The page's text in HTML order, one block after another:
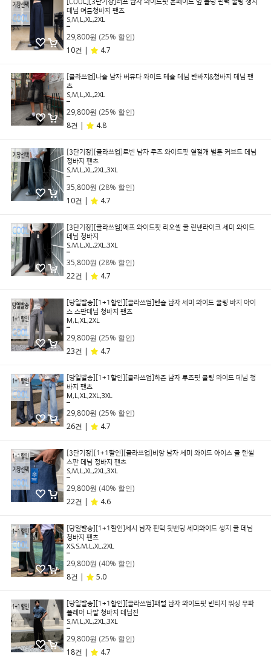
[COOL][3단기장]러프 남자 와이드핏 논페이드 옆 폴딩 핀턱 쿨링 생지
데님 여름청바지 팬츠
S,M,L,XL,2XL
29,800원 (25% 할인)
10건 |
4.7
[클라쓰업]나슬 남자 버뮤다 와이드 테슬 데님 반바지&청바지 데님 팬
츠
S,M,L,XL,2XL
29,800원 (25% 할인)
8건 |
4.8
[3단기장][클라쓰업]로빈 남자 루즈 와이드핏 옆절개 벌룬 커브드 데님
청바지 팬츠
S,M,L,XL,2XL,3XL
35,800원 (28% 할인)
10건 |
4.7
[3단기장][클라쓰업]에프 와이드핏 리오셀 쿨 린넨라이크 세미 와이드
데님 청바지
S,M,L,XL,2XL,3XL
35,800원 (28% 할인)
22건 |
4.7
[당일발송][1+1할인][클라쓰업]텐슬 남자 세미 와이드 쿨링 바지 아이
스 스판데님 청바지 팬츠
M,L,XL,2XL
29,800원 (25% 할인)
23건 |
4.7
[당일발송][1+1할인][클라쓰업]하즌 남자 루즈핏 쿨링 와이드 데님 청
바지 팬츠
M,L,XL,2XL,3XL
29,800원 (25% 할인)
26건 |
4.7
[3단기장][1+1할인][클라쓰업]비앙 남자 세미 와이드 아이스 쿨 텐셀
스판 데님 청바지 팬츠
S,M,L,XL,2XL,3XL
29,800원 (40% 할인)
22건 |
4.6
[당일발송][1+1할인]세시 남자 핀턱 뒷밴딩 세미와이드 생지 쿨 데님
청바지 팬츠
XS,S,M,L,XL,2XL
29,800원 (40% 할인)
8건 |
5.0
[당일발송][1+1할인][클라쓰업]패럴 남자 와이드핏 빈티지 워싱 무파
플레어 나팔 청바지 데님진
S,M,L,XL,2XL,3XL
29,800원 (25% 할인)
18건 |
4.7